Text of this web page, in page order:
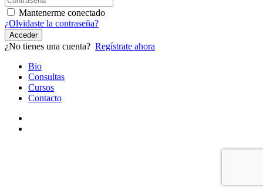
Mantenerme conectado
¿Olvidaste la contraseña?
Acceder
¿No tienes una cuenta? Regístrate ahora
Close
Menu
Bio
Consultas
Cursos
Contacto